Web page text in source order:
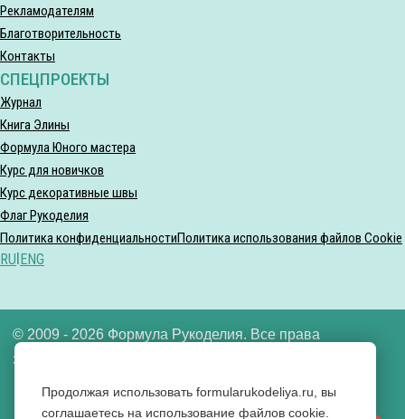
Рекламодателям
Благотворительность
Контакты
СПЕЦПРОЕКТЫ
Журнал
Книга Элины
Формула Юного мастера
Курс для новичков
Курс декоративные швы
Флаг Рукоделия
Политика конфиденциальностиПолитика использования файлов Cookie
RU ENG
© 2009 - 2026 Формула Рукоделия. Все права
защищены.
ООО «Формула рукоделия» ИНН 7721640592
Продолжая использовать formularukodeliya.ru, вы
соглашаетесь на использование файлов cookie.